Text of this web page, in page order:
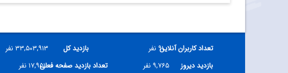
تعداد کاربران آنلاین
۹۱ نفر بازدید کل ۳۳,۵۰۳,۹۱۳ نفر
بازدید دیروز
۹,۷۶۵ نفر تعداد بازدید صفحه فعلی۱۷,۹۵۱ نفر